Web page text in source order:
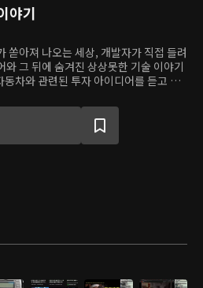
야기
쏟아져 나오는 세상, 개발자가 직접 들려
그 뒤에 숨겨진 상상못한 기술 이야기
차와 관련된 투자 아이디어를 듣고 싶
동차 이야기를 들려드리는 프로그램입